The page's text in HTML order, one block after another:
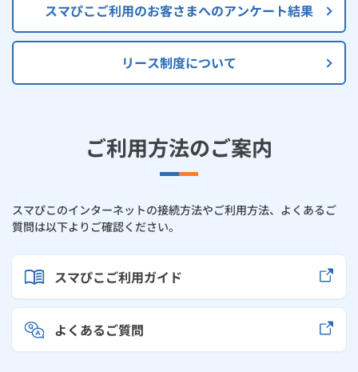
スマぴこご利用のお客さまへのアンケート結果
リース制度について
ご利用方法のご案内
スマぴこのインターネットの接続方法やご利用方法、よくあるご
質問は以下よりご確認ください。
スマぴこご利用ガイド
よくあるご質問